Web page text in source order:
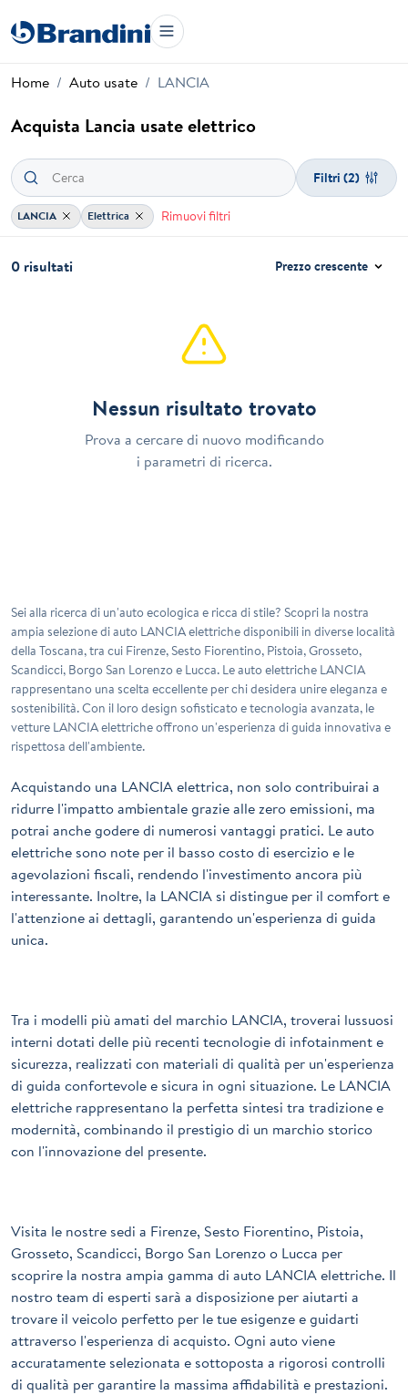
Home Auto usate LANCIA
Acquista Lancia usate elettrico
Filtri (2)
LANCIA Elettrica Rimuovi filtri
0 risultati Prezzo crescente
Nessun risultato trovato
Prova a cercare di nuovo modificando
i parametri di ricerca.
Sei alla ricerca di un'auto ecologica e ricca di stile? Scopri la nostra
ampia selezione di auto LANCIA elettriche disponibili in diverse località
della Toscana, tra cui Firenze, Sesto Fiorentino, Pistoia, Grosseto,
Scandicci, Borgo San Lorenzo e Lucca. Le auto elettriche LANCIA
rappresentano una scelta eccellente per chi desidera unire eleganza e
sostenibilità. Con il loro design sofisticato e tecnologia avanzata, le
vetture LANCIA elettriche offrono un'esperienza di guida innovativa e
rispettosa dell'ambiente.
Acquistando una LANCIA elettrica, non solo contribuirai a
ridurre l'impatto ambientale grazie alle zero emissioni, ma
potrai anche godere di numerosi vantaggi pratici. Le auto
elettriche sono note per il basso costo di esercizio e le
agevolazioni fiscali, rendendo l'investimento ancora più
interessante. Inoltre, la LANCIA si distingue per il comfort e
l'attenzione ai dettagli, garantendo un'esperienza di guida
unica.
Tra i modelli più amati del marchio LANCIA, troverai lussuosi
interni dotati delle più recenti tecnologie di infotainment e
sicurezza, realizzati con materiali di qualità per un'esperienza
di guida confortevole e sicura in ogni situazione. Le LANCIA
elettriche rappresentano la perfetta sintesi tra tradizione e
modernità, combinando il prestigio di un marchio storico
con l'innovazione del presente.
Visita le nostre sedi a Firenze, Sesto Fiorentino, Pistoia,
Grosseto, Scandicci, Borgo San Lorenzo o Lucca per
scoprire la nostra ampia gamma di auto LANCIA elettriche. Il
nostro team di esperti sarà a disposizione per aiutarti a
trovare il veicolo perfetto per le tue esigenze e guidarti
attraverso l'esperienza di acquisto. Ogni auto viene
accuratamente selezionata e sottoposta a rigorosi controlli
di qualità per garantire la massima affidabilità e prestazioni.